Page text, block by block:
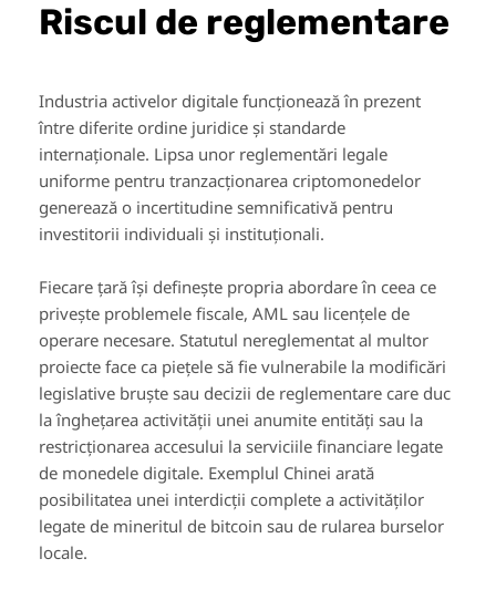
Riscul de reglementare
Industria activelor digitale funcționează în prezent
între diferite ordine juridice și standarde
internaționale. Lipsa unor reglementări legale
uniforme pentru tranzacționarea criptomonedelor
generează o incertitudine semnificativă pentru
investitorii individuali și instituționali.
Fiecare țară își definește propria abordare în ceea ce
privește problemele fiscale, AML sau licențele de
operare necesare. Statutul nereglementat al multor
proiecte face ca piețele să fie vulnerabile la modificări
legislative bruște sau decizii de reglementare care duc
la înghețarea activității unei anumite entități sau la
restricționarea accesului la serviciile financiare legate
de monedele digitale. Exemplul Chinei arată
posibilitatea unei interdicții complete a activităților
legate de mineritul de bitcoin sau de rularea burselor
locale.